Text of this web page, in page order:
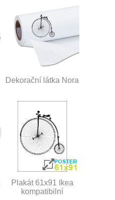
Dekorační látka Nora
Plakát 61x91 Ikea
kompatibilní